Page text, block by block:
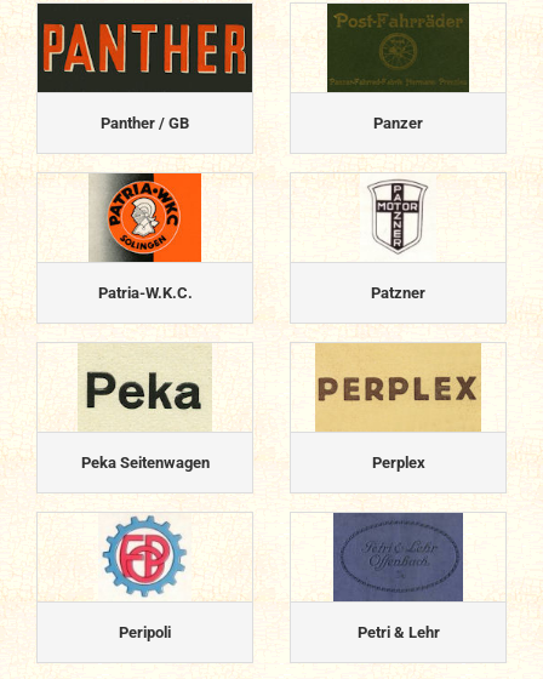
Panther / GB Panzer
Patria-W.K.C. Patzner
Peka Seitenwagen Perplex
Peripoli Petri & Lehr